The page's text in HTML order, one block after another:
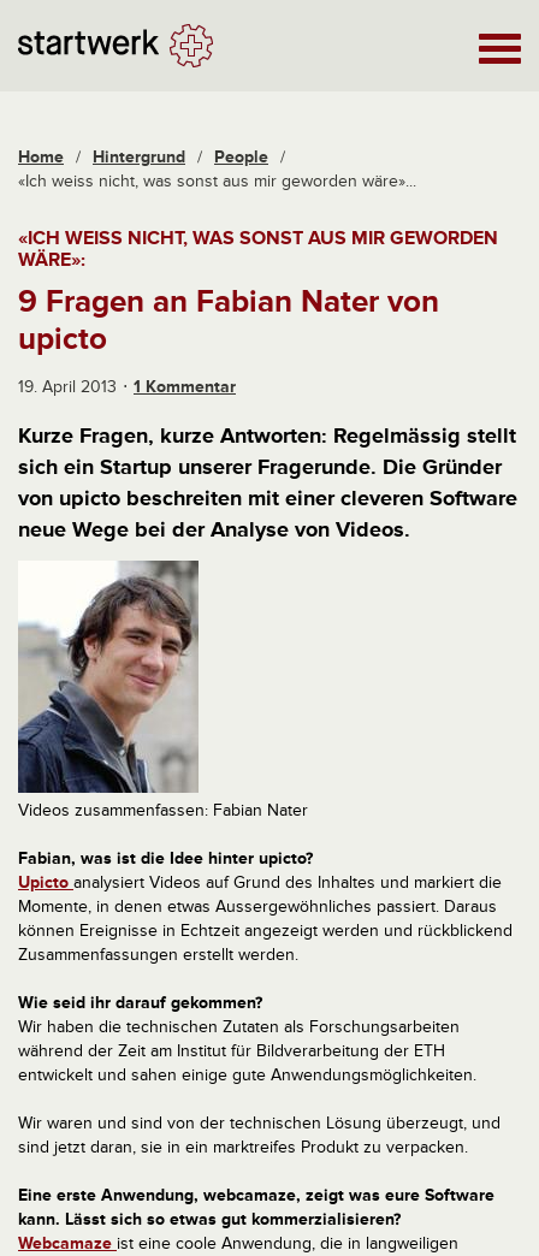
Home / Hintergrund / People /
«Ich weiss nicht, was sonst aus mir geworden wäre»...
«ICH WEISS NICHT, WAS SONST AUS MIR GEWORDEN
WÄRE»:
9 Fragen an Fabian Nater von
upicto
19. April 2013 1 Kommentar
Kurze Fragen, kurze Antworten: Regelmässig stellt
sich ein Startup unserer Fragerunde. Die Gründer
von upicto beschreiten mit einer cleveren Software
neue Wege bei der Analyse von Videos.
Videos zusammenfassen: Fabian Nater
Fabian, was ist die Idee hinter upicto?
Upicto analysiert Videos auf Grund des Inhaltes und markiert die
Momente, in denen etwas Aussergewöhnliches passiert. Daraus
können Ereignisse in Echtzeit angezeigt werden und rückblickend
Zusammenfassungen erstellt werden.
Wie seid ihr darauf gekommen?
Wir haben die technischen Zutaten als Forschungsarbeiten
während der Zeit am Institut für Bildverarbeitung der ETH
entwickelt und sahen einige gute Anwendungsmöglichkeiten.
Wir waren und sind von der technischen Lösung überzeugt, und
sind jetzt daran, sie in ein marktreifes Produkt zu verpacken.
Eine erste Anwendung, webcamaze, zeigt was eure Software
kann. Lässt sich so etwas gut kommerzialisieren?
Webcamaze ist eine coole Anwendung, die in langweiligen